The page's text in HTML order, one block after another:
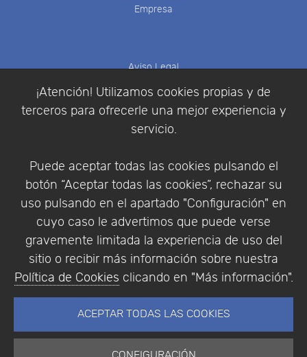
¡Atención! Utilizamos cookies propias y de
terceros para ofrecerle una mejor experiencia y
servicio.
Puede aceptar todas las cookies pulsando el
botón “Aceptar todas las cookies”, rechazar su
uso pulsando en el apartado "Configuración" en
cuyo caso le advertimos que puede verse
gravemente limitada la experiencia de uso del
sitio o recibir más información sobre nuestra
Política de Cookies clicando en "Más información".
ACEPTAR TODAS LAS COOKIES
Empresa
Aviso Legal
Política de Privacidad
Condiciones de compra
Identificarse
Empresa|Aviso Legal| Política de Privacidad |
Política de Cookies
© Copyright 1994 - 2026. Addlink Software
Científico, S.L.
Portugal.